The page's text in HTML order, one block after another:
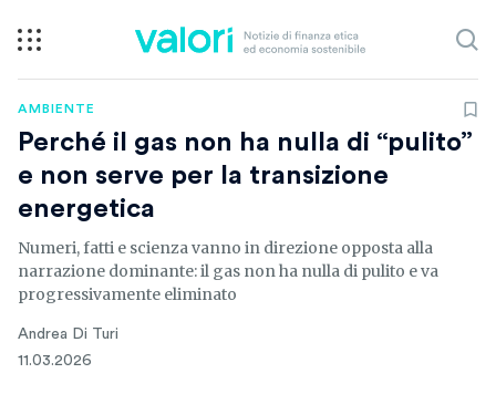
AMBIENTE
Perché il gas non ha nulla di “pulito”
e non serve per la transizione
energetica
Numeri, fatti e scienza vanno in direzione opposta alla
narrazione dominante: il gas non ha nulla di pulito e va
progressivamente eliminato
Andrea Di Turi
11.03.2026